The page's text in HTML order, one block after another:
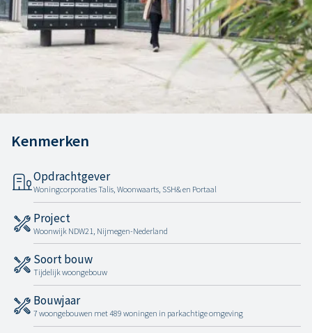
Kenmerken
Opdrachtgever
Woningcorporaties Talis, Woonwaarts, SSH& en Portaal
Project
Woonwijk NDW21, Nijmegen-Nederland
Soort bouw
Tijdelijk woongebouw
Bouwjaar
7 woongebouwen met 489 woningen in parkachtige omgeving